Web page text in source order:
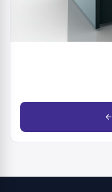
arrow_back